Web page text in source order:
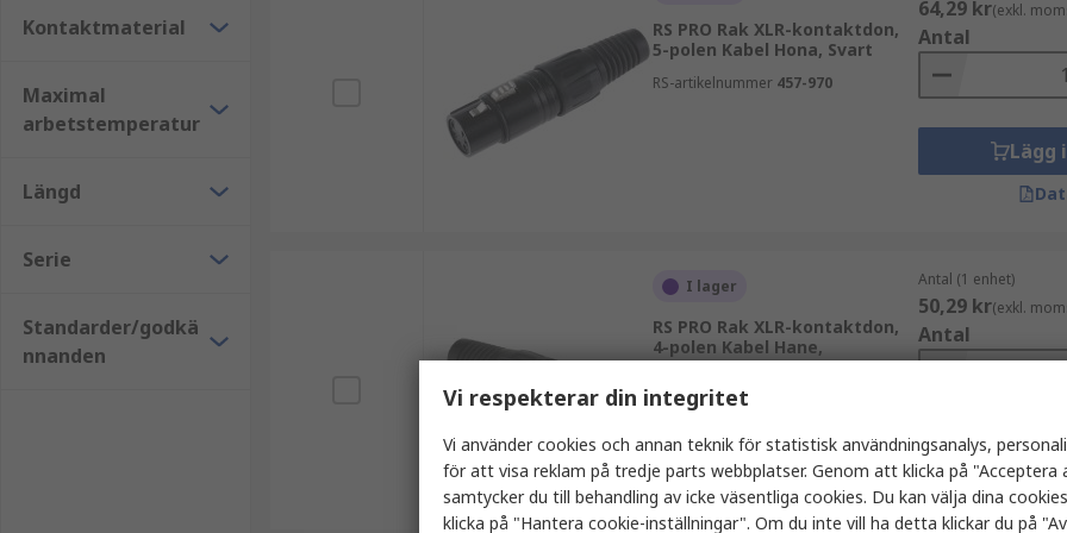
Kontaktmaterial
Maximal
arbetstemperatur
Längd
Serie
Standarder/godkä
nnanden
RS PRO Rak XLR-kontaktdon,
5-polen Kabel Hona, Svart
RS-artikelnummer 457-970
64,29 kr(exkl.
Antal
Lägg
I lager
RS PRO Rak XLR-kontaktdon,
4-polen Kabel Hane,
Beläggning Silver, Svart, 250V
ac
Antal (1 enhet)
50,29 kr(exkl.
Antal
Lägg
Vi respekterar din integritet
Vi använder cookies och annan teknik för statistisk användningsanalys,
för att visa reklam på tredje parts webbplatser. Genom att klicka på "Acceptera
samtycker du till behandling av icke väsentliga cookies. Du kan välja dina
klicka på "Hantera cookie-inställningar". Om du inte vill ha detta klickar du på